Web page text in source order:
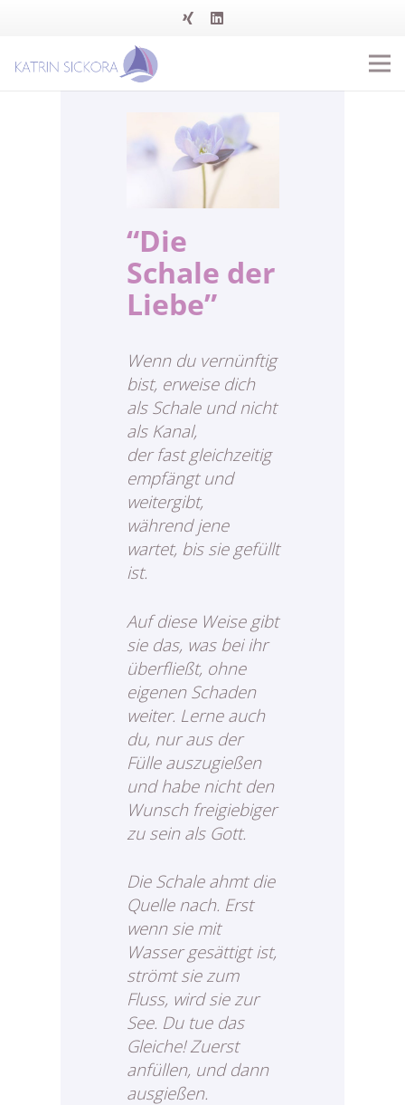
“Die
Schale der
Liebe”
Wenn du vernünftig
bist, erweise dich
als Schale und nicht
als Kanal,
der fast gleichzeitig
empfängt und
weitergibt,
während jene
wartet, bis sie gefüllt
ist.
Auf diese Weise gibt
sie das, was bei ihr
überfließt, ohne
eigenen Schaden
weiter. Lerne auch
du, nur aus der
Fülle auszugießen
und habe nicht den
Wunsch freigiebiger
zu sein als Gott.
Die Schale ahmt die
Quelle nach. Erst
wenn sie mit
Wasser gesättigt ist,
strömt sie zum
Fluss, wird sie zur
See. Du tue das
Gleiche! Zuerst
anfüllen, und dann
ausgießen.